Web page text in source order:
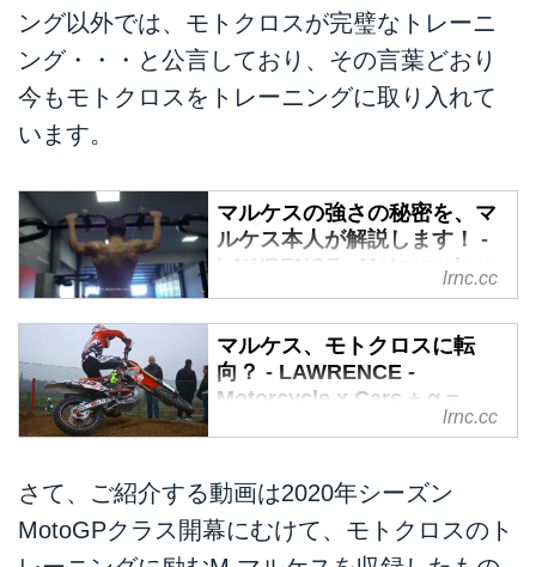
ング以外では、モトクロスが完璧なトレーニ
ング・・・と公言しており、その言葉どおり
今もモトクロスをトレーニングに取り入れて
います。
マルケスの強さの秘密を、マ
ルケス本人が解説します！ -
LAWRENCE - Motorcycle x
Cars + α = Your Life.
今シーズンは前年度MotoGP覇者
として、ライバルたちの挑戦を受
けるマルク・マルケス（ホン
ダ）。こちらは彼らを返り討ちに
するために日々研鑽を欠かさな
て努力も楽しむ才能を有すること
が、天才の天才たるゆえん・・・
ということを再認識させてくれる
lrnc.cc
マルケス、モトクロスに転
向？ - LAWRENCE -
Motorcycle x Cars + α =
見せて、目下ランキング首位をキ
ープするマルク・マルケス（ホン
ダ）ですが、MotoGPタイトルを
lrnc.cc
さて、ご紹介する動画は2020年シーズン
MotoGPクラス開幕にむけて、モトクロスのト